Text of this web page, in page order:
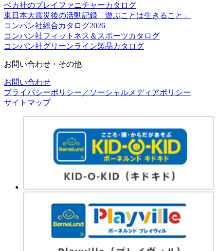
ベカ社のプレイファニチャーカタログ
東日本大震災後の活動記録「遊ぶことは生きること」
コンパン社総合カタログ2026
コンパン社フィットネス＆スポーツカタログ
コンパン社グリーンライン製品カタログ
お問い合わせ・その他
お問い合わせ
プライバシーポリシー／ソーシャルメディアポリシー
サイトマップ